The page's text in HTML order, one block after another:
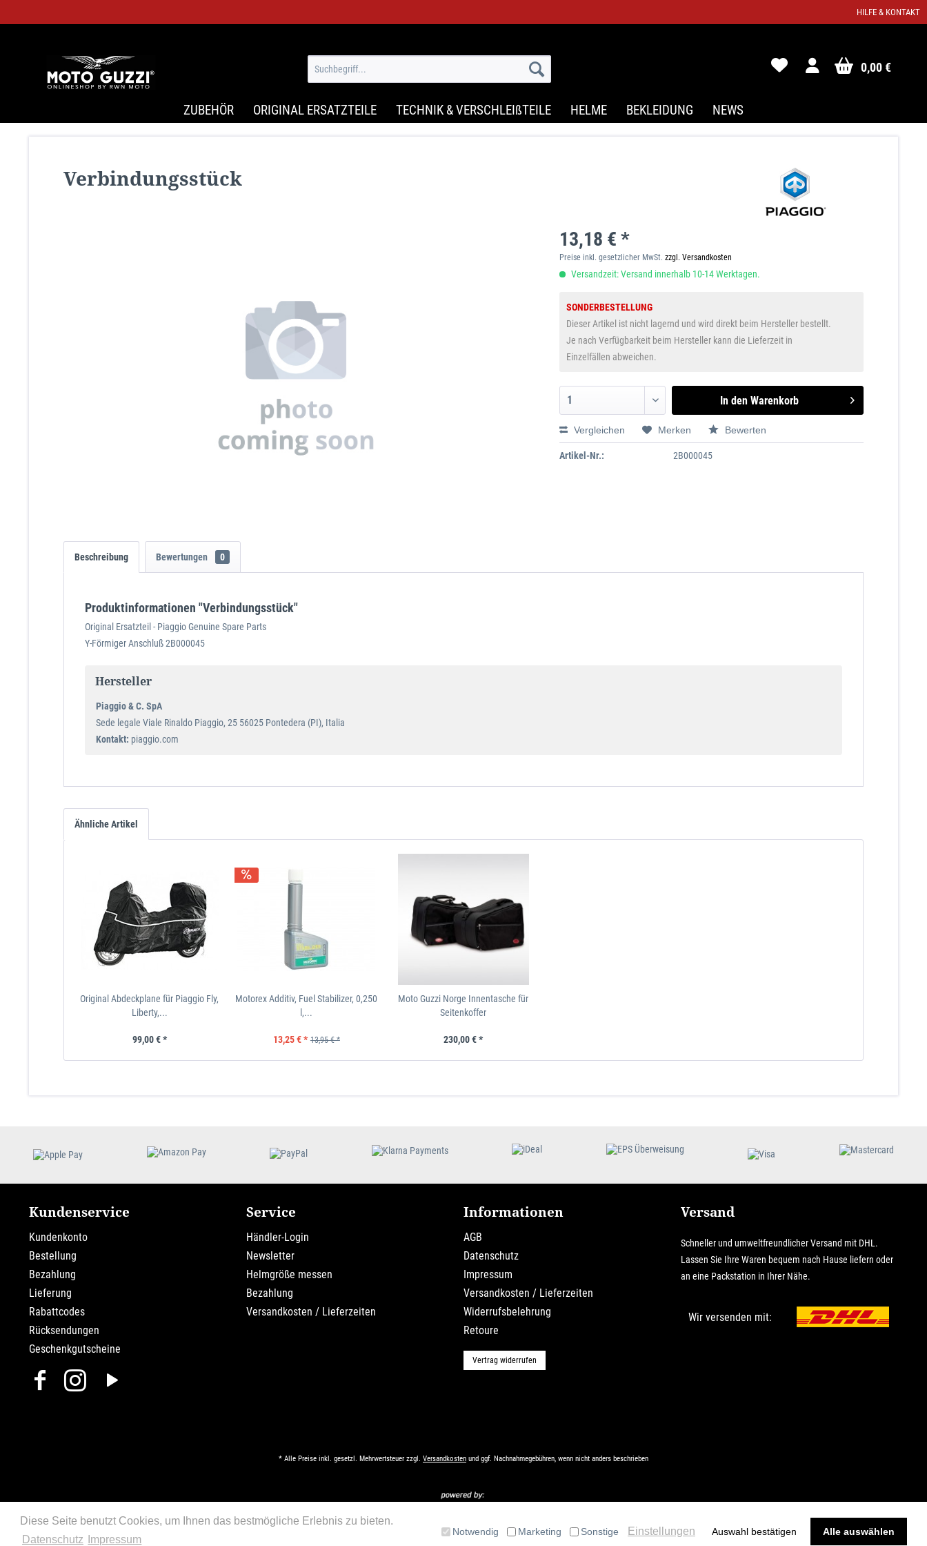
Diese Seite benutzt Cookies, um Ihnen das bestmögliche Erlebnis zu bieten.
Datenschutz
Impressum
Notwendig Marketing Sonstige Einstellungen Auswahl bestätigen Alle auswählen
HILFE & KONTAKT
0,00 €
ZUBEHÖR ORIGINAL ERSATZTEILE TECHNIK & VERSCHLEIßTEILE HELME BEKLEIDUNG NEWS
Verbindungsstück
13,18 € *
Preise inkl. gesetzlicher MwSt.zzgl. Versandkosten
Versandzeit: Versand innerhalb 10-14 Werktagen.
SONDERBESTELLUNG
Dieser Artikel ist nicht lagernd und wird direkt beim Hersteller bestellt.
Je nach Verfügbarkeit beim Hersteller kann die Lieferzeit in
Einzelfällen abweichen.
In den Warenkorb
Vergleichen Merken Bewerten
Artikel-Nr.: 2B000045
Beschreibung Bewertungen 0
Produktinformationen "Verbindungsstück"
Original Ersatzteil - Piaggio Genuine Spare Parts
Y-Förmiger Anschluß 2B000045
Hersteller
Piaggio & C. SpA
Sede legale Viale Rinaldo Piaggio, 25 56025 Pontedera (PI), Italia
Kontakt: piaggio.com
Ähnliche Artikel
Original Abdeckplane für Piaggio Fly,
Liberty,...
99,00 € *
Motorex Additiv, Fuel Stabilizer, 0,250
l,...
13,25 € * 13,95 € *
Moto Guzzi Norge Innentasche für
Seitenkoffer
230,00 € *
Kundenservice
Kundenkonto
Bestellung
Bezahlung
Lieferung
Rabattcodes
Rücksendungen
Geschenkgutscheine
Service
Händler-Login
Newsletter
Helmgröße messen
Bezahlung
Versandkosten / Lieferzeiten
Informationen
AGB
Datenschutz
Impressum
Versandkosten / Lieferzeiten
Widerrufsbelehrung
Retoure
Vertrag widerrufen
Versand
Schneller und umweltfreundlicher Versand mit DHL.
Lassen Sie Ihre Waren bequem nach Hause liefern oder
an eine Packstation in Ihrer Nähe.
Wir versenden mit:
* Alle Preise inkl. gesetzl. Mehrwertsteuer zzgl. Versandkosten und ggf. Nachnahmegebühren, wenn nicht anders beschrieben